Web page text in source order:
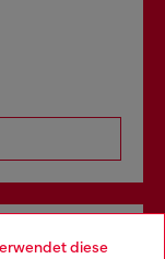
diese